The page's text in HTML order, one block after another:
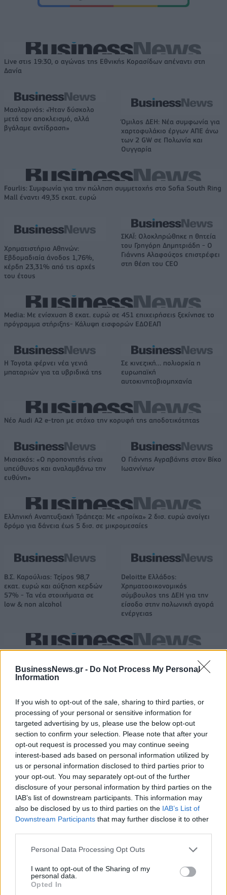
BusinessNews.gr - Do Not Process My Personal
Information
If you wish to opt-out of the sale, sharing to third parties, or
processing of your personal or sensitive information for
targeted advertising by us, please use the below opt-out
section to confirm your selection. Please note that after your
opt-out request is processed you may continue seeing
interest-based ads based on personal information utilized by
us or personal information disclosed to third parties prior to
your opt-out. You may separately opt-out of the further
disclosure of your personal information by third parties on the
IAB’s list of downstream participants. This information may
also be disclosed by us to third parties on the IAB’s List of
Downstream Participants that may further disclose it to other
Personal Data Processing Opt Outs
I want to opt-out of the Sharing of my
personal data.
Opted In
Live στις 19:30, ο αγώνας της Εθνικής Κορασίδων απέναντι στη
Δανία
Μασλαρινός: «Ήταν δύσκολο
μετά τον αποκλεισμό, αλλά
βγάλαμε αντίδραση»
Όμιλος ΔΕΗ: Νέα συμφωνία για
χαρτοφυλάκιο έργων ΑΠΕ άνω
των 2 GW σε Πολωνία και
Ουγγαρία
Fourlis: Συμφωνία για την πώληση συμμετοχής στο Sofia South Ring
Mall έναντι 49,35 εκατ. ευρώ
Χρηματιστήριο Αθηνών:
Εβδομαδιαία άνοδος 1,76%,
κέρδη 23,31% από τις αρχές
του έτους
ΣΚΑΪ: Ολοκληρώθηκε η θητεία
του Γρηγόρη Δημητριάδη - Ο
Γιάννης Αλαφούζος επιστρέφει
στη θέση του CEO
Media: Με ενίσχυση 8 εκατ. ευρώ σε 451 επιχειρήσεις ξεκίνησε το
πρόγραμμα στήριξης- Κάλυψη εισφορών ΕΔΟΕΑΠ
Η Toyota φέρνει νέα γενιά
μπαταριών για τα υβριδικά της
Σε κινεζική… πολιορκία η
ευρωπαϊκή
αυτοκινητοβιομηχανία
Νέο Audi A2 e-tron με στόχο την κορυφή της αποδοτικότητας
Μισιακός: «Ο προπονητής είναι
υπεύθυνος και αναλαμβάνω την
ευθύνη»
Ο Γιάννης Αγραβάνης στον Βίκο
Ιωαννίνων
Ελληνική Αναπτυξιακή Τράπεζα: Με «προίκα» 2 δισ. ευρώ ανοίγει
δρόμο για δάνεια έως 5 δισ. σε μικρομεσαίες
Β.Σ. Καρούλιας: Τζίρος 98,7
εκατ. ευρώ και αύξηση κερδών
57% - Τα νέα στοιχήματα σε
low & non alcohol
Deloitte Ελλάδος:
Χρηματοοικονομικός
σύμβουλος της ΔΕΗ για την
είσοδο στην πολωνική αγορά
ενέργειας
Η Chery επενδύει 75 εκατ. δολάρια στην KG Mobility
18.990 ευρώ
συνεχίζουν μαζί: Ανανέωση της
συνεργασίας τους μέχρι το
18η συνεχόμενη χρονιά για τον ΟΤΕ στη διεθνή σειρά δεικτών
FTSE4Good
Alpha Bank: Για πρώτη φορά το Αρχαίο Θέατρο Επιδαύρου άνοιξε τις
πύλες του σε όλους
ΠΕΡΙΣΣΌΤΕΡΑ ΣΕ ΑΥΤΉ ΤΗΝ ΚΑΤΗΓΟΡΊΑ